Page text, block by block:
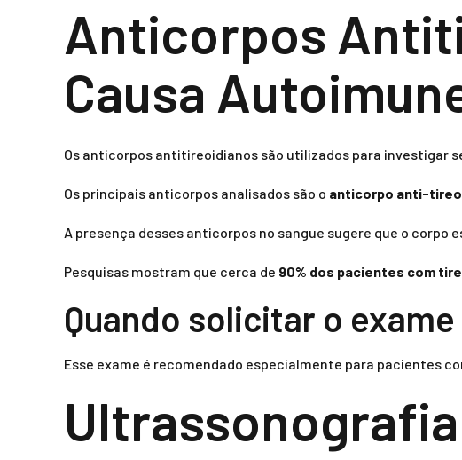
Anticorpos
Causa
Os anticorpos antitireoidianos são utilizados para investigar
Os principais anticorpos analisados são o anticorpo anti-
A presença desses anticorpos no sangue sugere que o
Pesquisas mostram que cerca de 90% dos pacientes com
Quando solicitar o
Esse exame é recomendado especialmente para pacientes